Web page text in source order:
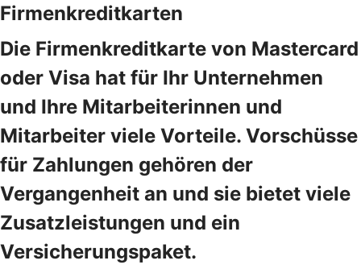
Firmenkreditkarten
Die Firmenkreditkarte von Mastercard
oder Visa hat für Ihr Unternehmen
und Ihre Mitarbeiterinnen und
Mitarbeiter viele Vorteile. Vorschüsse
für Zahlungen gehören der
Vergangenheit an und sie bietet viele
Zusatzleistungen und ein
Versicherungspaket.